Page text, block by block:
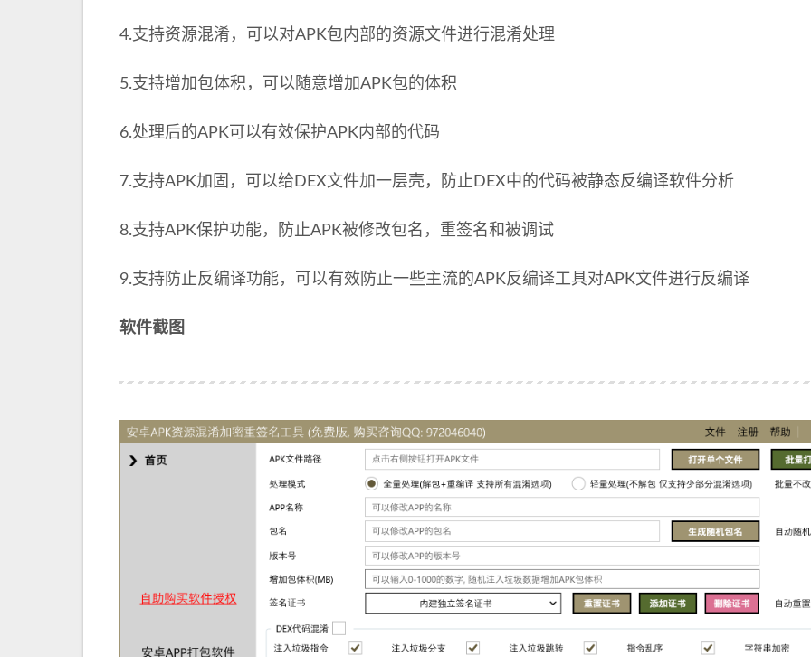
4.支持资源混淆，可以对APK包内部的资源文件进行混淆处理
5.支持增加包体积，可以随意增加APK包的体积
6.处理后的APK可以有效保护APK内部的代码
7.支持APK加固，可以给DEX文件加一层壳，防止DEX中的代码被静态反编译软件分析
8.支持APK保护功能，防止APK被修改包名，重签名和被调试
9.支持防止反编译功能，可以有效防止一些主流的APK反编译工具对APK文件进行反编译
软件截图